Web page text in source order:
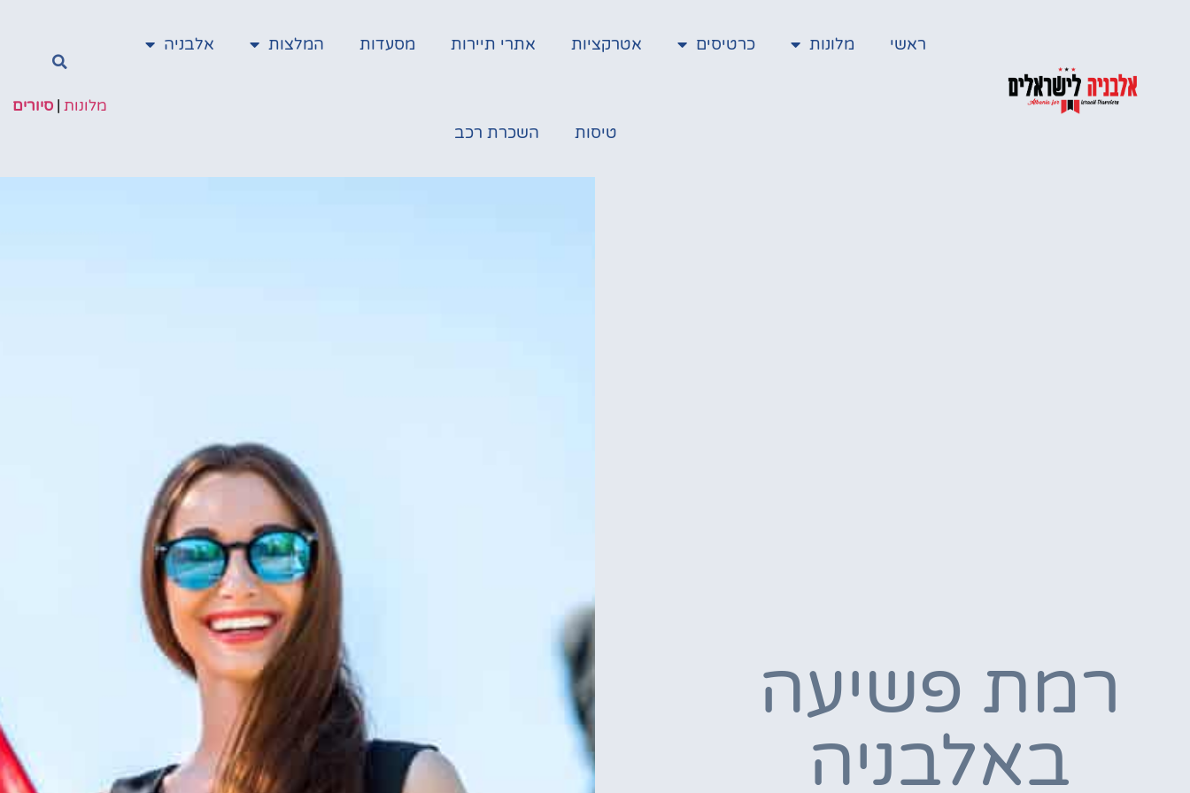
ראשי מלונות כרטיסים אטרקציות אתרי תיירות מסעדות המלצות אלבניה
טיסות השכרת רכב
מלונות |סיורים
רמת פשיעה
באלבניה